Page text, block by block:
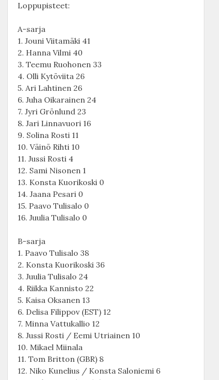
Loppupisteet:
A-sarja
1. Jouni Viitamäki 41
2. Hanna Vilmi 40
3. Teemu Ruohonen 33
4. Olli Kytöviita 26
5. Ari Lahtinen 26
6. Juha Oikarainen 24
7. Jyri Grönlund 23
8. Jari Linnavuori 16
9. Solina Rosti 11
10. Väinö Rihti 10
11. Jussi Rosti 4
12. Sami Nisonen 1
13. Konsta Kuorikoski 0
14. Jaana Pesari 0
15. Paavo Tulisalo 0
16. Juulia Tulisalo 0
B-sarja
1. Paavo Tulisalo 38
2. Konsta Kuorikoski 36
3. Juulia Tulisalo 24
4. Riikka Kannisto 22
5. Kaisa Oksanen 13
6. Delisa Filippov (EST) 12
7. Minna Vattukallio 12
8. Jussi Rosti / Eemi Utriainen 10
10. Mikael Miinala
11. Tom Britton (GBR) 8
12. Niko Kunelius / Konsta Saloniemi 6